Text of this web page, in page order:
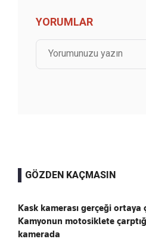
YORUMLAR
GÖZDEN KAÇMASIN
Kask kamerası gerçeği ortaya
Kamyonun motosiklete
kamerada